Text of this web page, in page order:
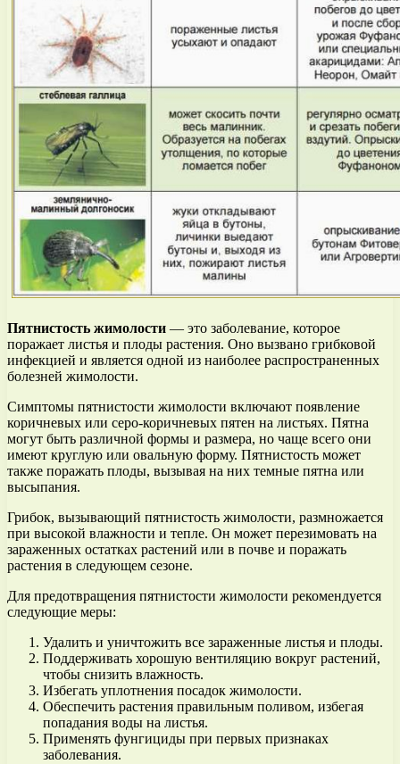
Пятнистость жимолости — это заболевание, которое
поражает листья и плоды растения. Оно вызвано грибковой
инфекцией и является одной из наиболее распространенных
болезней жимолости.
Симптомы пятнистости жимолости включают появление
коричневых или серо-коричневых пятен на листьях. Пятна
могут быть различной формы и размера, но чаще всего они
имеют круглую или овальную форму. Пятнистость может
также поражать плоды, вызывая на них темные пятна или
высыпания.
Грибок, вызывающий пятнистость жимолости, размножается
при высокой влажности и тепле. Он может перезимовать на
зараженных остатках растений или в почве и поражать
растения в следующем сезоне.
Для предотвращения пятнистости жимолости рекомендуется
следующие меры:
Удалить и уничтожить все зараженные листья и плоды.
Поддерживать хорошую вентиляцию вокруг растений,
чтобы снизить влажность.
Избегать уплотнения посадок жимолости.
Обеспечить растения правильным поливом, избегая
попадания воды на листья.
Применять фунгициды при первых признаках
заболевания.